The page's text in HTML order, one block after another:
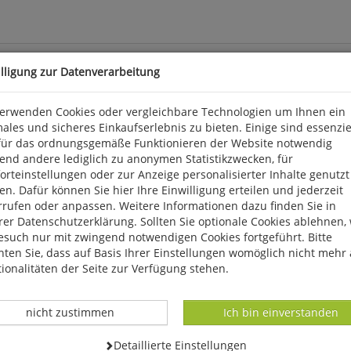
Limikolen und Seeschwalben so schön aus der Nähe
Mekka für Vogelfotografen. Aber auch Familien und Einsteiger
und Flussseeschwalben, brütende Seeregenpfeifer,
am Eiderästuar. Ein Besuch lohnt zu allen
zur Datenverarbeitung
Cookies oder vergleichbare Technologien um Ihnen ein
und sicheres Einkaufserlebnis zu bieten. Einige sind
das ordnungsgemäße Funktionieren der Website notwendig
andere lediglich zu anonymen Statistikzwecken, für
oder zur Anzeige personalisierter Inhalte genutzt
Dafür können Sie hier Ihre Einwilligung erteilen und jederzeit
oder anpassen. Weitere Informationen dazu finden Sie in
Datenschutzerklärung. Sollten Sie optionale Cookies ablehnen,
nur mit zwingend notwendigen Cookies fortgeführt. Bitte
Sie, dass auf Basis Ihrer Einstellungen womöglich nicht mehr
der Seite zur Verfügung stehen.
Datenverarbeitung -
Ich bin einverstanden
Datenverarbeitung -
nicht zustimmen
Datenverarbeitung -
Detaillierte Einstellungen